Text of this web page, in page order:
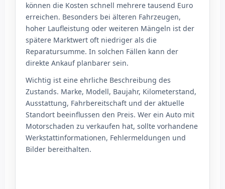
können die Kosten schnell mehrere tausend Euro
erreichen. Besonders bei älteren Fahrzeugen,
hoher Laufleistung oder weiteren Mängeln ist der
spätere Marktwert oft niedriger als die
Reparatursumme. In solchen Fällen kann der
direkte Ankauf planbarer sein.
Wichtig ist eine ehrliche Beschreibung des
Zustands. Marke, Modell, Baujahr, Kilometerstand,
Ausstattung, Fahrbereitschaft und der aktuelle
Standort beeinflussen den Preis. Wer ein Auto mit
Motorschaden zu verkaufen hat, sollte vorhandene
Werkstattinformationen, Fehlermeldungen und
Bilder bereithalten.